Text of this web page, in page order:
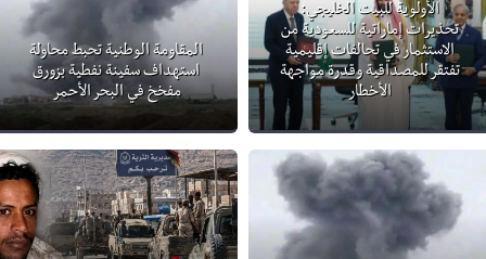
الأولوية للبيت الخليجي:
تحذيرات إماراتية للسعودية من
الاستثمار في تحالفات إقليمية
تفتقر للمصداقية وقدرة مواجهة
الأخطار
المقاومة الوطنية تحبط محاولة
استهداف سفينة نفطية بزورق
مفخخ في البحر الأحمر